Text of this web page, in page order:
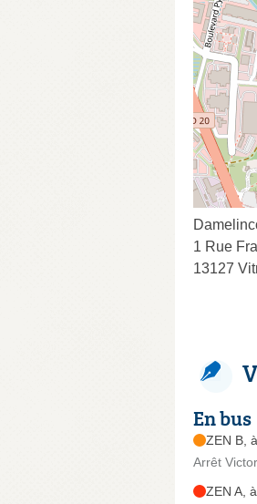
1 Rue
13127
En bus
ZEN B,
Arrêt
ZEN A,